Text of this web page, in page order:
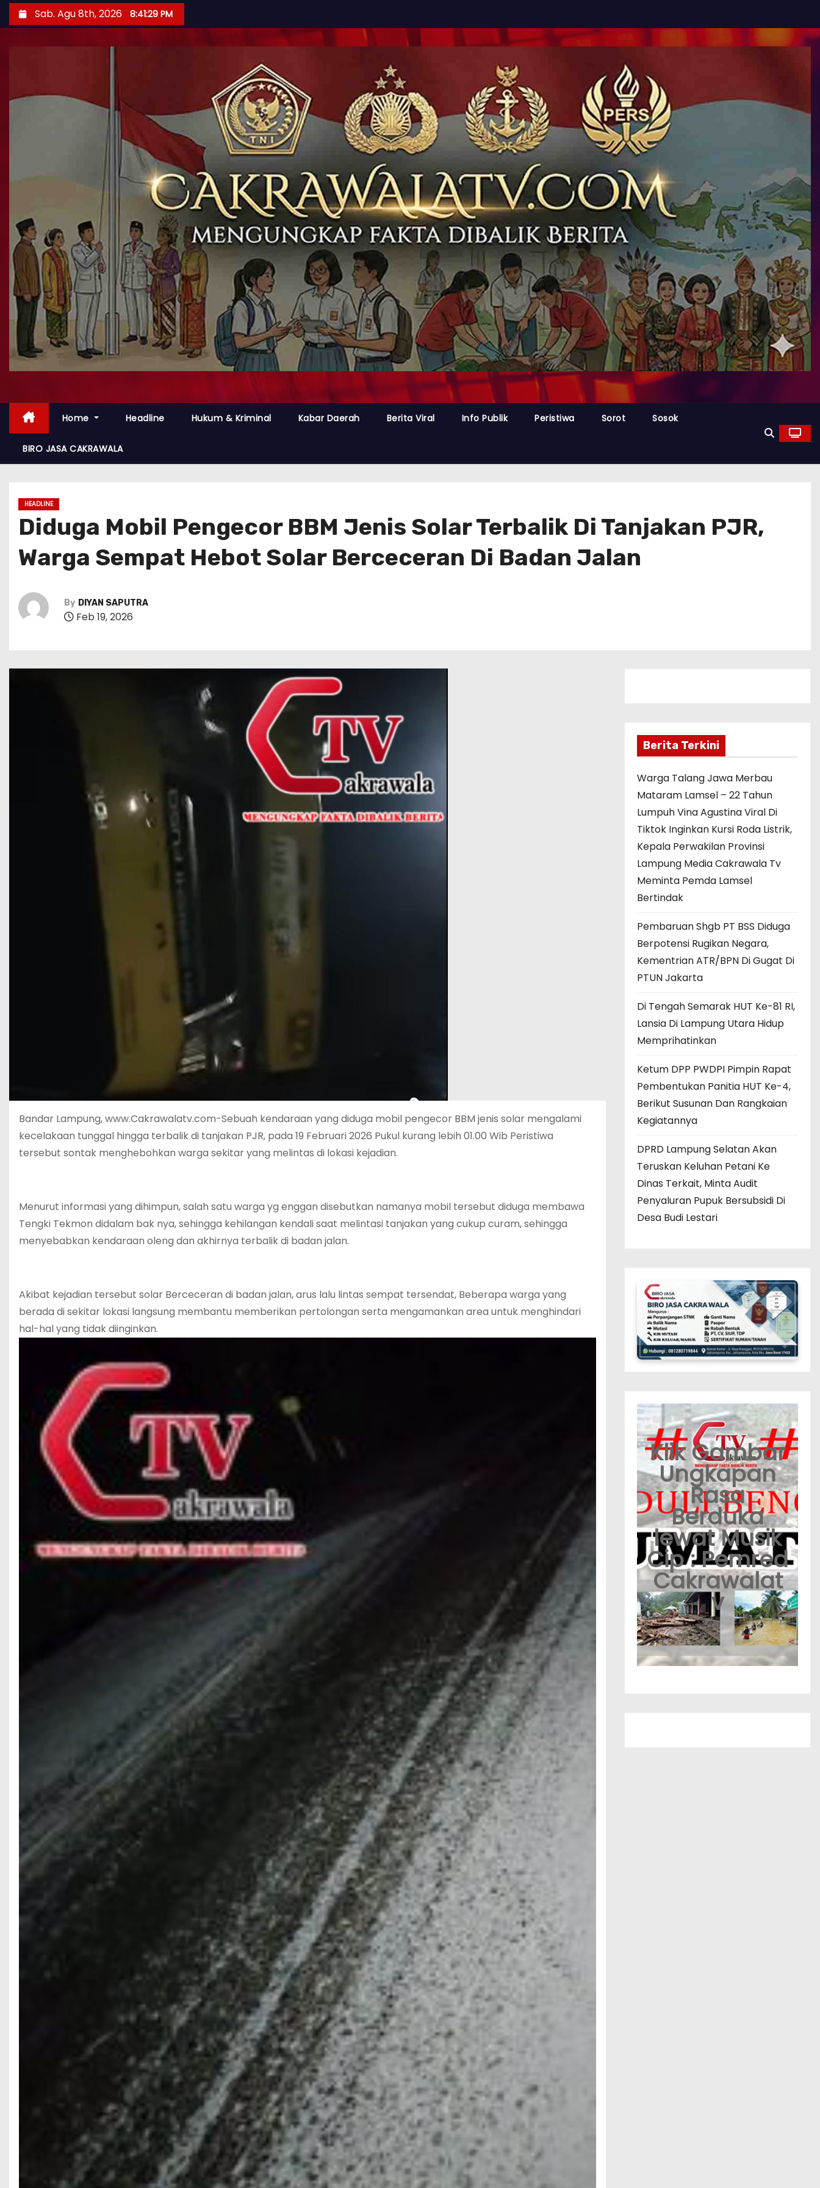
Sab. Agu 8th, 2026 8:41:31 PM
Home Headline Hukum & Kriminal Kabar Daerah Berita Viral Info Publik Peristiwa Sorot Sosok
BIRO JASA CAKRAWALA
HEADLINE
Diduga Mobil Pengecor BBM Jenis Solar Terbalik Di Tanjakan PJR,
Warga Sempat Hebot Solar Berceceran Di Badan Jalan
By DIYAN SAPUTRA
Feb 19, 2026
Bandar Lampung, www.Cakrawalatv.com-Sebuah kendaraan yang diduga mobil pengecor BBM jenis solar mengalami
kecelakaan tunggal hingga terbalik di tanjakan PJR, pada 19 Februari 2026 Pukul kurang lebih 01.00 Wib Peristiwa
tersebut sontak menghebohkan warga sekitar yang melintas di lokasi kejadian.
Menurut informasi yang dihimpun, salah satu warga yg enggan disebutkan namanya mobil tersebut diduga membawa
Tengki Tekmon didalam bak nya, sehingga kehilangan kendali saat melintasi tanjakan yang cukup curam, sehingga
menyebabkan kendaraan oleng dan akhirnya terbalik di badan jalan.
Akibat kejadian tersebut solar Berceceran di badan jalan, arus lalu lintas sempat tersendat, Beberapa warga yang
berada di sekitar lokasi langsung membantu memberikan pertolongan serta mengamankan area untuk menghindari
hal-hal yang tidak diinginkan.
Berita Terkini
Warga Talang Jawa Merbau
Mataram Lamsel – 22 Tahun
Lumpuh Vina Agustina Viral Di
Tiktok Inginkan Kursi Roda Listrik,
Kepala Perwakilan Provinsi
Lampung Media Cakrawala Tv
Meminta Pemda Lamsel
Bertindak
Pembaruan Shgb PT BSS Diduga
Berpotensi Rugikan Negara,
Kementrian ATR/BPN Di Gugat Di
PTUN Jakarta
Di Tengah Semarak HUT Ke-81 RI,
Lansia Di Lampung Utara Hidup
Memprihatinkan
Ketum DPP PWDPI Pimpin Rapat
Pembentukan Panitia HUT Ke-4,
Berikut Susunan Dan Rangkaian
Kegiatannya
DPRD Lampung Selatan Akan
Teruskan Keluhan Petani Ke
Dinas Terkait, Minta Audit
Penyaluran Pupuk Bersubsidi Di
Desa Budi Lestari
Klik Gambar
Ungkapan
Rasa
Berduka
lewat Musik
Cip : Pemred
Cakrawalat
v